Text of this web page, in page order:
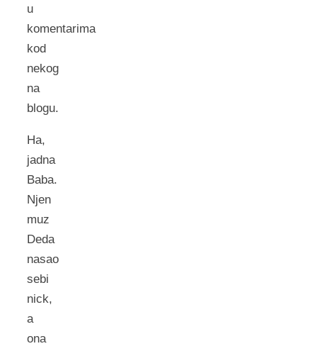
u
komentarima
kod
nekog
na
blogu.
Ha,
jadna
Baba.
Njen
muz
Deda
nasao
sebi
nick,
a
ona